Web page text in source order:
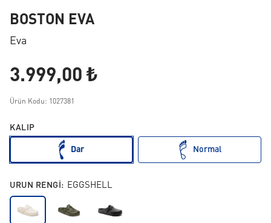
BOSTON EVA
Eva
3.999,00 ₺
Ürün Kodu: 1027381
KALIP
Dar Normal
URUN RENGI: EGGSHELL